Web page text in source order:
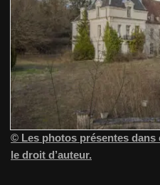
© Les photos présentes
le droit d’auteur.